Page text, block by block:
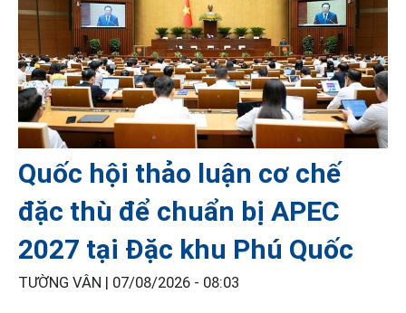
Quốc hội thảo luận cơ chế
đặc thù để chuẩn bị APEC
2027 tại Đặc khu Phú Quốc
TƯỜNG VÂN | 07/08/2026 - 08:03